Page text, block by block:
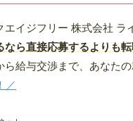
エイジフリー 株式会社
なら直接応募するよりも
給与交渉まで、あなた
／